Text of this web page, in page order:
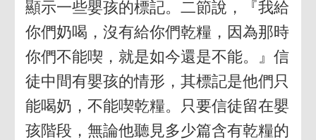
顯示一些嬰孩的標記。二節說，『我給
你們奶喝，沒有給你們乾糧，因為那時
你們不能喫，就是如今還是不能。』信
徒中間有嬰孩的情形，其標記是他們只
能喝奶，不能喫乾糧。只要信徒留在嬰
孩階段，無論他聽見多少篇含有乾糧的